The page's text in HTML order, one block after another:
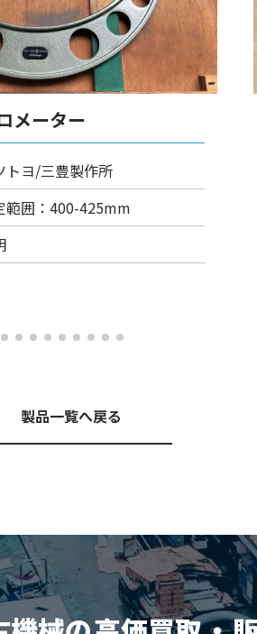
メーター
トヨ/三豊製作所
範囲：400-425mm
製品一覧へ戻る